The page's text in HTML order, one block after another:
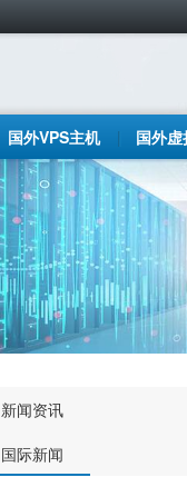
国外VPS主机 国外
新闻资讯
国际新闻